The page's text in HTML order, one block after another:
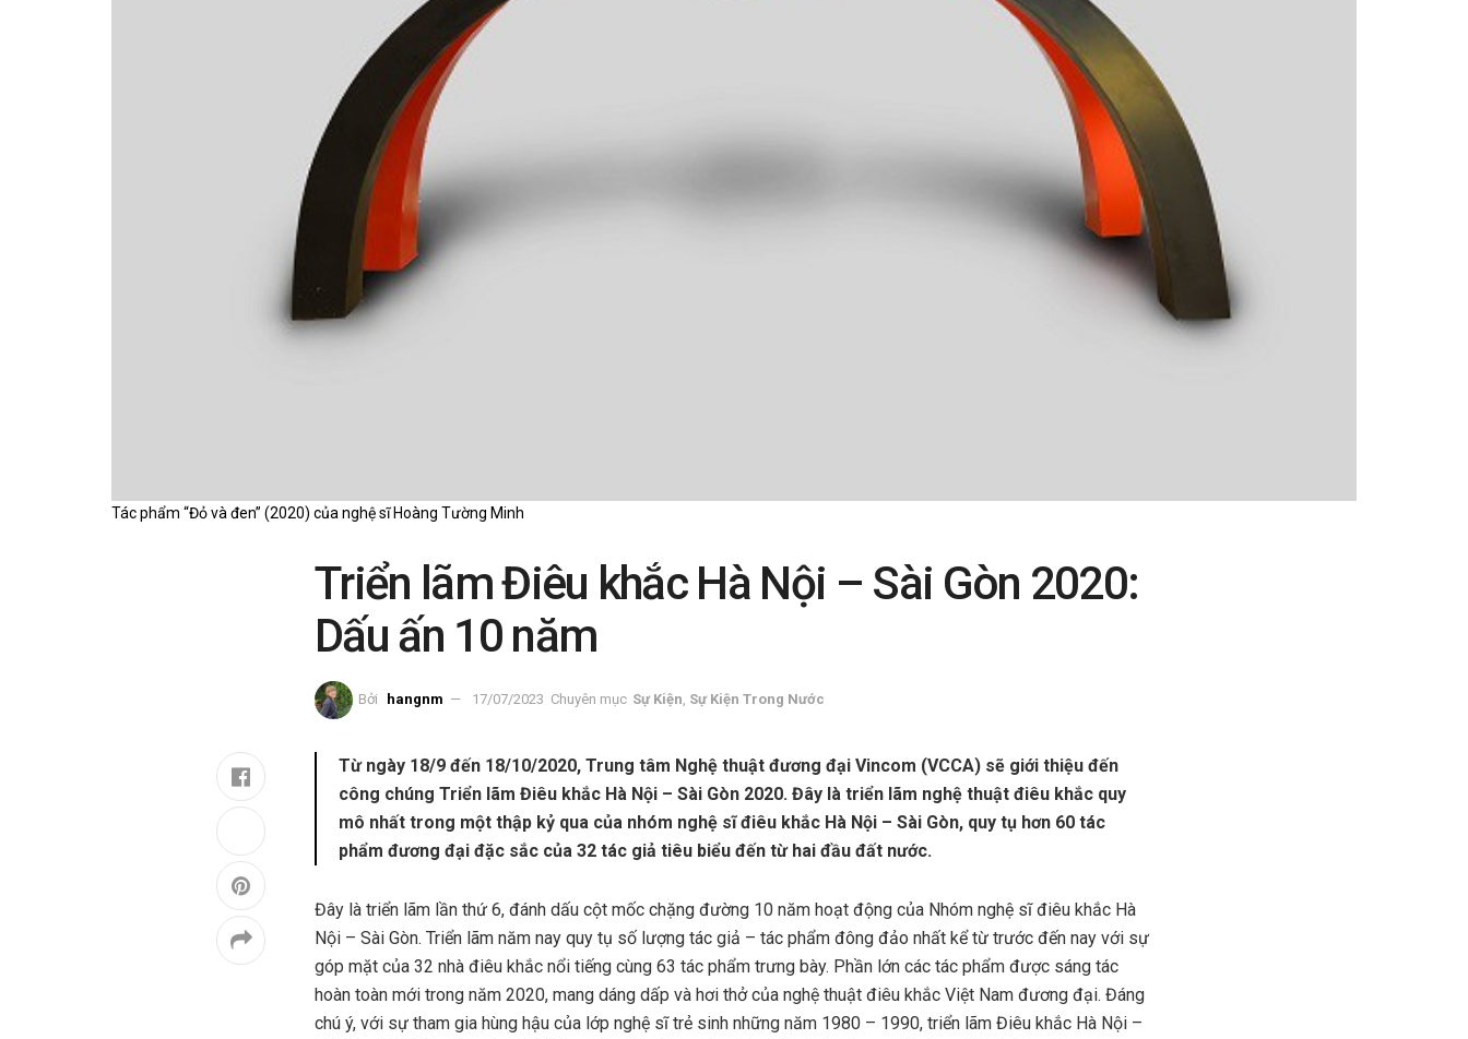
Tác phẩm “Đỏ và đen” (2020) của nghệ sĩ Hoàng Tường Minh
Triển lãm Điêu khắc Hà Nội – Sài Gòn 2020:
Dấu ấn 10 năm
Bởi hangnm 17/07/2023 Chuyên mục Sự Kiện Sự Kiện Trong Nước
Từ ngày 18/9 đến 18/10/2020, Trung tâm Nghệ thuật đương đại Vincom (VCCA) sẽ giới thiệu đến
công chúng Triển lãm Điêu khắc Hà Nội – Sài Gòn 2020. Đây là triển lãm nghệ thuật điêu khắc quy
mô nhất trong một thập kỷ qua của nhóm nghệ sĩ điêu khắc Hà Nội – Sài Gòn, quy tụ hơn 60 tác
phẩm đương đại đặc sắc của 32 tác giả tiêu biểu đến từ hai đầu đất nước.
Đây là triển lãm lần thứ 6, đánh dấu cột mốc chặng đường 10 năm hoạt động của Nhóm nghệ sĩ điêu khắc Hà
Nội – Sài Gòn. Triển lãm năm nay quy tụ số lượng tác giả – tác phẩm đông đảo nhất kể từ trước đến nay với sự
góp mặt của 32 nhà điêu khắc nổi tiếng cùng 63 tác phẩm trưng bày. Phần lớn các tác phẩm được sáng tác
hoàn toàn mới trong năm 2020, mang dáng dấp và hơi thở của nghệ thuật điêu khắc Việt Nam đương đại. Đáng
chú ý, với sự tham gia hùng hậu của lớp nghệ sĩ trẻ sinh những năm 1980 – 1990, triển lãm Điêu khắc Hà Nội –